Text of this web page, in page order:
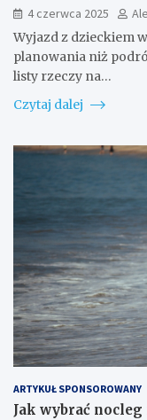
4 czerwca 2025
Wyjazd z dzieckiem
planowania niż
listy rzeczy na…
Czytaj dalej
ARTYKUŁ SPONSOROWANY
Jak wybrać